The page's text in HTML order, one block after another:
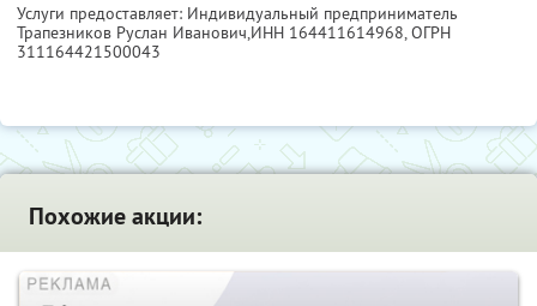
Услуги предоставляет: Индивидуальный предприниматель
Трапезников Руслан Иванович,ИНН 164411614968, ОГРН
311164421500043
Похожие акции: